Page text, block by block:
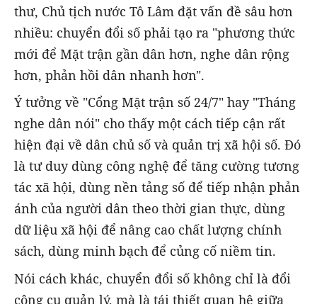
thư, Chủ tịch nước Tô Lâm đặt vấn đề sâu hơn
nhiều: chuyển đổi số phải tạo ra "phương thức
mới để Mặt trận gần dân hơn, nghe dân rộng
hơn, phản hồi dân nhanh hơn".
Ý tưởng về "Cổng Mặt trận số 24/7" hay "Tháng
nghe dân nói" cho thấy một cách tiếp cận rất
hiện đại về dân chủ số và quản trị xã hội số. Đó
là tư duy dùng công nghệ để tăng cường tương
tác xã hội, dùng nền tảng số để tiếp nhận phản
ánh của người dân theo thời gian thực, dùng
dữ liệu xã hội để nâng cao chất lượng chính
sách, dùng minh bạch để củng cố niềm tin.
Nói cách khác, chuyển đổi số không chỉ là đổi
công cụ quản lý, mà là tái thiết quan hệ giữa